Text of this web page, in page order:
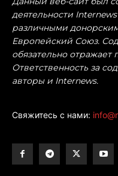
деятельности
различными
Европейский Союз.
обязательно
Ответственность за
авторы и Internews.
Свяжитесь с нами: